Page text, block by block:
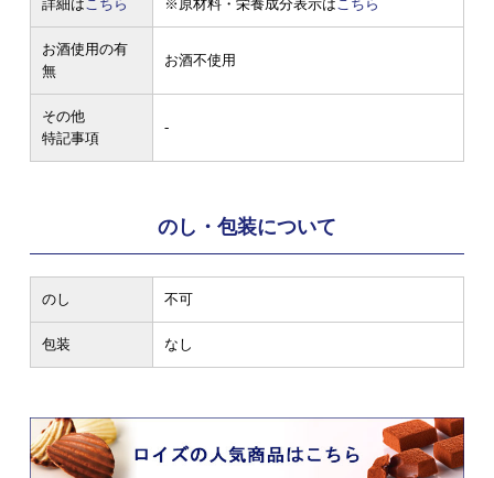
詳細は こちら
※原材料・栄養成分表示は こちら
お酒使用の有
無
お酒不使用
その他
特記事項
-
のし・包装について
のし 不可
包装 なし